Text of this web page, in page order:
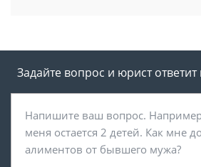
Задайте вопрос и юрист